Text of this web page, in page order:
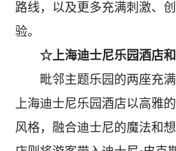
路线，以及更多充满刺激、
验。
☆上海迪士尼乐园酒店
毗邻主题乐园的两座充满
上海迪士尼乐园酒店以高雅
风格，融合迪士尼的魔法和